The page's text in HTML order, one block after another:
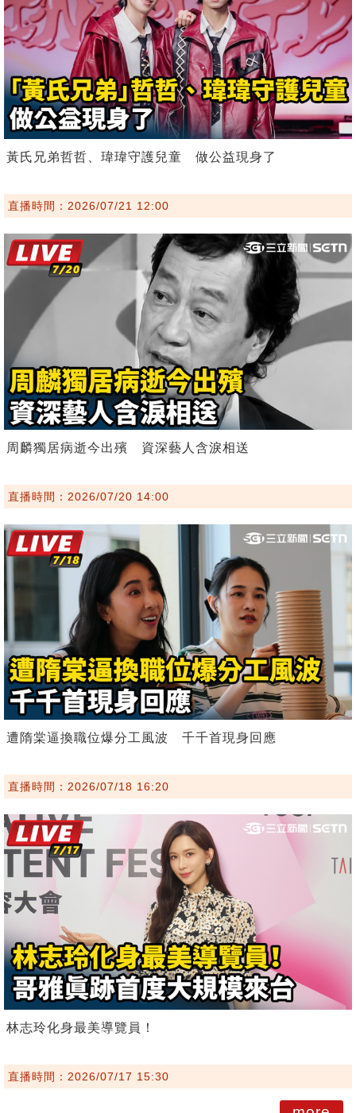
黃氏兄弟哲哲、瑋瑋守護兒童 做公益現身了
直播時間：2026/07/21 12:00
周麟獨居病逝今出殯 資深藝人含淚相送
直播時間：2026/07/20 14:00
遭隋棠逼換職位爆分工風波 千千首現身回應
直播時間：2026/07/18 16:20
林志玲化身最美導覽員！
直播時間：2026/07/17 15:30